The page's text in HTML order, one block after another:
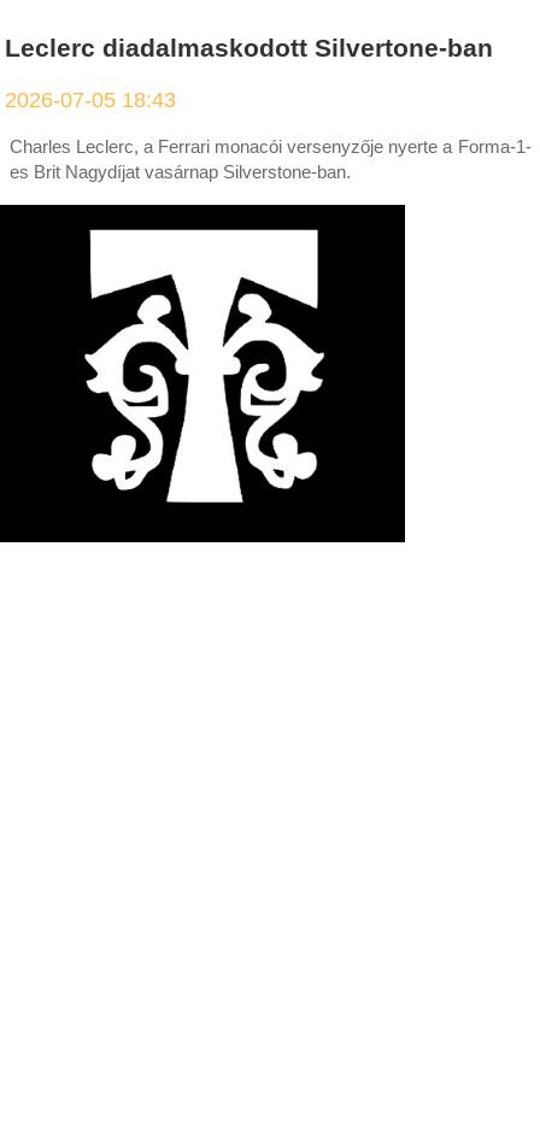
Leclerc diadalmaskodott Silvertone-ban
2026-07-05 18:43
Charles Leclerc, a Ferrari monacói versenyzője nyerte a Forma-1-
es Brit Nagydíjat vasárnap Silverstone-ban.